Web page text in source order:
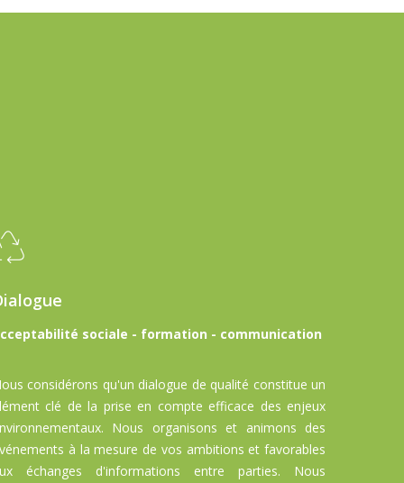
sociale - formation - communication
considérons qu'un dialogue de qualité constitue un
clé de la prise en compte efficace des enjeux
Nous organisons et animons des
à la mesure de vos ambitions et favorables
échanges d'informations entre parties. Nous